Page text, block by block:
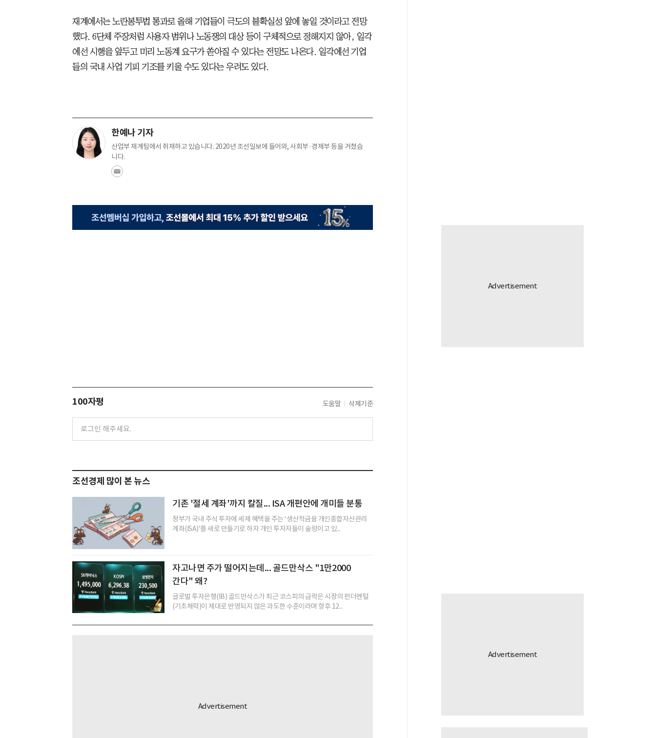
재계에서는 노란봉투법 통과로 올해 기업들이 극도의 불확실성 앞에 놓일 것이라고 전망
했다. 6단체 주장처럼 사용자 범위나 노동쟁의 대상 등이 구체적으로 정해지지 않아, 일각
에선 시행을 앞두고 미리 노동계 요구가 쏟아질 수 있다는 전망도 나온다. 일각에선 기업
들의 국내 사업 기피 기조를 키울 수도 있다는 우려도 있다.
한예나 기자
산업부 재계팀에서 취재하고 있습니다. 2020년 조선일보에 들어와, 사회부·경제부 등을 거쳤습
니다.
100자평 도움말 삭제기준
조선경제 많이 본 뉴스
기존 '절세 계좌'까지 칼질... ISA 개편안에 개미들 분통
정부가 국내 주식 투자에 세제 혜택을 주는 ‘생산적금융 개인종합자산관리
계좌(ISA)’를 새로 만들기로 하자 개인 투자자들이 술렁이고 있...
자고나면 주가 떨어지는데... 골드만삭스 "1만2000
간다" 왜?
글로벌 투자은행(IB) 골드만삭스가 최근 코스피의 급락은 시장의 펀더멘털
(기초체력)이 제대로 반영되지 않은 과도한 수준이라며 향후 12...